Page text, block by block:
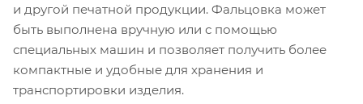
и другой печатной продукции. Фальцовка может
быть выполнена вручную или с помощью
специальных машин и позволяет получить более
компактные и удобные для хранения и
транспортировки изделия.